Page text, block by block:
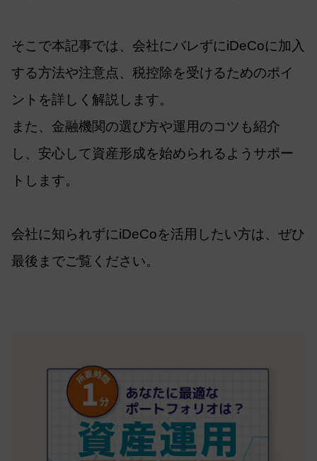
そこで本記事では、会社にバレずにiDeCoに加入
する方法や注意点、税控除を受けるためのポイ
ントを詳しく解説します。
また、金融機関の選び方や運用のコツも紹介
し、安心して資産形成を始められるようサポー
トします。
会社に知られずにiDeCoを活用したい方は、ぜひ
最後までご覧ください。